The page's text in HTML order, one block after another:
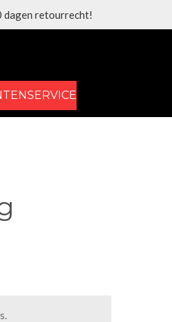
dagen retourrecht!